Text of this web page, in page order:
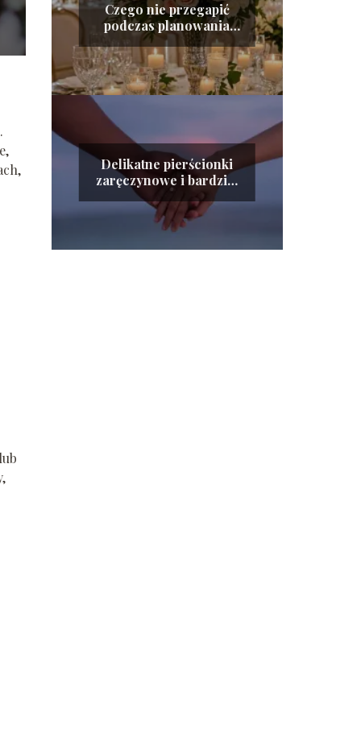
Czego nie przegapić
podczas planowania
ślubu – istotne elementy
gwarantujące
doskonały dzień
Delikatne pierścionki
zaręczynowe i bardziej
okazałe propozycje